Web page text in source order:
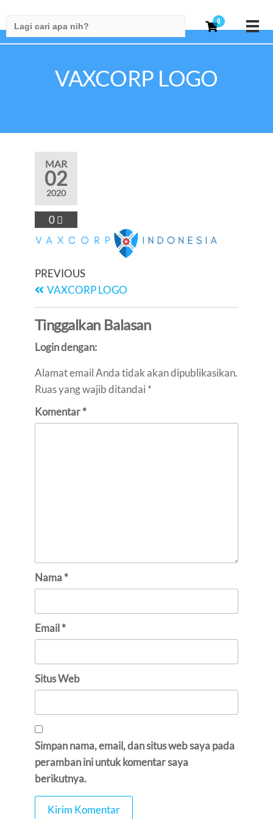
for:
0
VAXCORP LOGO
MAR
02
2020
0
PREVIOUS
VAXCORP LOGO
Tinggalkan Balasan
Login dengan:
Alamat email Anda tidak akan dipublikasikan.
Ruas yang wajib ditandai *
Komentar*
Nama*
Email*
Situs Web
Simpan nama, email, dan situs web saya pada
peramban ini untuk komentar saya
berikutnya.